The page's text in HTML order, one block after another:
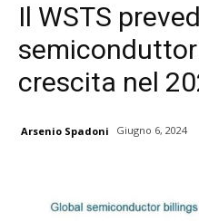
Il WSTS
crescita nel
Arsenio Spadoni Giugno 6, 2024